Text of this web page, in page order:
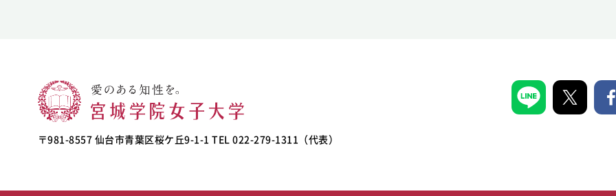
〒981-8557 仙台市青葉区桜ケ丘9-1-1 TEL 022-279-1311（代表）